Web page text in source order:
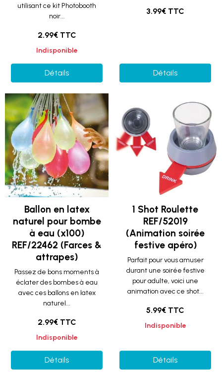
utilisant ce kit Photobooth
noir...
2.99€ TTC
Indisponible
Détails
3.99€ TTC
Détails
Ballon en latex
naturel pour bombe
à eau (x100)
REF/22462 (Farces &
attrapes)
Passez de bons moments à
éclater des bombes à eau
avec ces ballons en latex
naturel...
2.99€ TTC
Indisponible
Détails
1 Shot Roulette
REF/52019
(Animation soirée
festive apéro)
Parfait pour vous amuser
durant une soirée festive
pour adulte, voici une
animation avec ce shot...
5.99€ TTC
Indisponible
Détails